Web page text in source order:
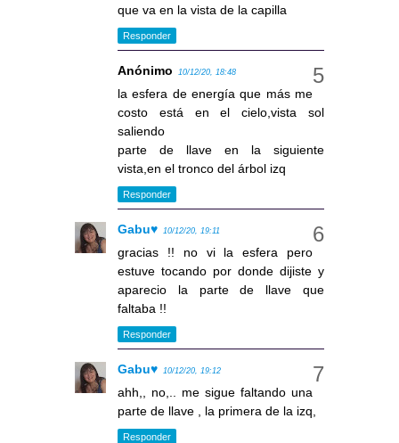
que va en la vista de la capilla
Responder
Anónimo 10/12/20, 18:48
la esfera de energía que más me
costo está en el cielo,vista sol
saliendo
parte de llave en la siguiente
vista,en el tronco del árbol izq
Responder
Gabu♥ 10/12/20, 19:11
gracias !! no vi la esfera pero
estuve tocando por donde dijiste y
aparecio la parte de llave que
faltaba !!
Responder
Gabu♥ 10/12/20, 19:12
ahh,, no,.. me sigue faltando una
parte de llave , la primera de la izq,
Responder